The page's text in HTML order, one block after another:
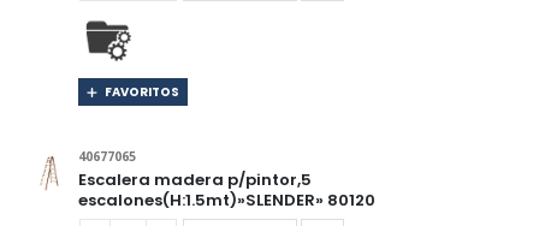
FAVORITOS
40677065
Escalera madera p/pintor,5
escalones(H:1.5mt)»SLENDER» 80120